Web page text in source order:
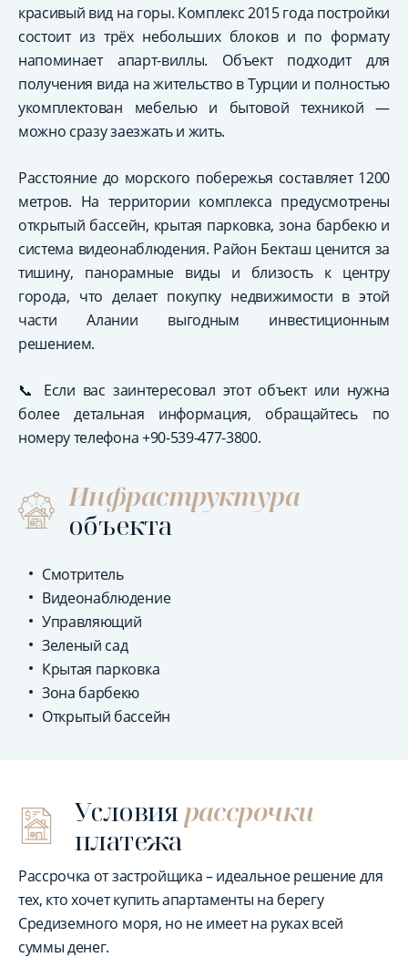
красивый вид на горы. Комплекс 2015 года постройки
состоит из трёх небольших блоков и по формату
напоминает апарт-виллы. Объект подходит для
получения вида на жительство в Турции и полностью
укомплектован мебелью и бытовой техникой —
можно сразу заезжать и жить.
Расстояние до морского побережья составляет 1200
метров. На территории комплекса предусмотрены
открытый бассейн, крытая парковка, зона барбекю и
система видеонаблюдения. Район Бекташ ценится за
тишину, панорамные виды и близость к центру
города, что делает покупку недвижимости в этой
части Алании выгодным инвестиционным
решением.
📞 Если вас заинтересовал этот объект или нужна
более детальная информация, обращайтесь по
номеру телефона +90-539-477-3800.
Инфраструктура
объекта
Смотритель
Видеонаблюдение
Управляющий
Зеленый сад
Крытая парковка
Зона барбекю
Открытый бассейн
Условиярассрочки
платежа
Рассрочка от застройщика – идеальное решение для
тех, кто хочет купить апартаменты на берегу
Средиземного моря, но не имеет на руках всей
суммы денег.